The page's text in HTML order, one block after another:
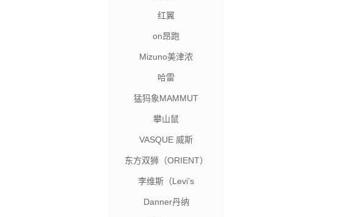
红翼
on昂跑
Mizuno美津浓
哈雷
猛犸象MAMMUT
攀山鼠
VASQUE 威斯
东方双狮（ORIENT）
李维斯（Levi’s
Danner丹纳